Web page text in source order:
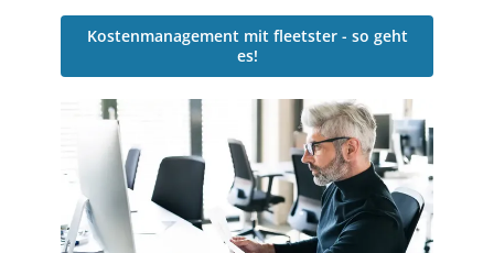
Kostenmanagement mit fleetster - so geht
es!